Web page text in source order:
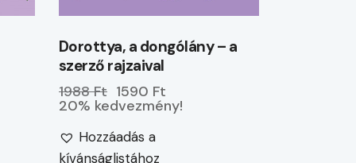
Dorottya, a dongólány – a
szerző rajzaival
1988 Ft 1590 Ft
20% kedvezmény!
Hozzáadás a
kívánságlistához